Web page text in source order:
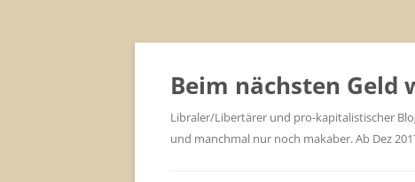
Zum
springen
Beim nächsten Geld
Libraler/Libertärer und pro-kapitalistischer
und manchmal nur noch makaber. Ab Dez